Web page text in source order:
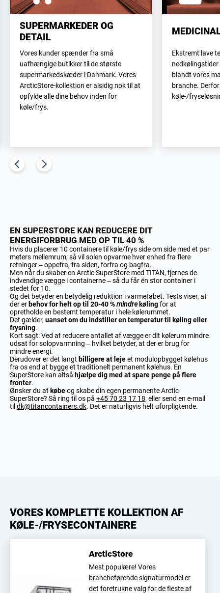
SUPERMARKEDER OG
DETAIL
Vores kunder spænder fra små
uafhængige butikker til de største
supermarkedskæder i Danmark. Vores
ArcticStore-kollektion er alsidig nok til at
opfylde alle dine behov inden for
køle/frys.
Ekstremt lave
blandt vores
branche.
køle-/
EN SUPERSTORE KAN REDUCERE DIT
ENERGIFORBRUG MED OP TIL 40 %
Hvis du placerer 10 containere til køle/frys side om side med et par
meters mellemrum, så vil solen opvarme hver enhed fra flere
retninger – oppefra, fra siden, forfra og bagfra.
Men når du skaber en Arctic SuperStore med TITAN, fjernes de
indvendige vægge i containerne – så du får én stor container i
stedet for 10.
Og det betyder en betydelig reduktion i varmetabet. Tests viser, at
der erbehov for helt op til 20-40 %mindrekølingfor at
opretholde en bestemt temperatur i hele kølerummet.
Det gælder, uanset om du indstiller en temperatur til køling eller
frysning.
Kort sagt: Ved at reducere antallet af vægge er dit kølerum mindre
udsat for solopvarmning – hvilket betyder, at der er brug for
mindre energi.
Derudover er det langt billigere at lejeet modulopbygget kølehus
fra os end at bygge et traditionelt permanent kølehus. En
SuperStore kan altså hjælpe dig med at spare penge på flere
fronter.
Ønsker du at købeog skabe din egen permanente Arctic
SuperStore? Så ring til os på +45 70 23 17 18, eller send en e-mail
tildk@titancontainers.dk. Det er naturligvis helt uforpligtende.
VORES KOMPLETTE KOLLEKTION AF
KØLE-/FRYSECONTAINERE
ArcticStore
Mest populære! Vores
brancheførende signaturmodel er
det foretrukne valg for de fleste af